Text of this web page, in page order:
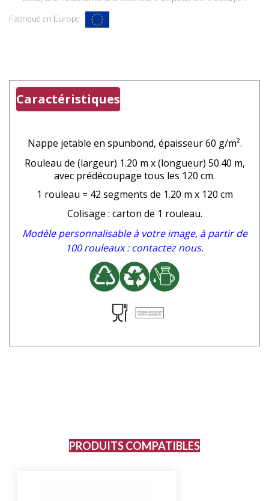
Fabriqué en Europe
Caractéristiques
Nappe jetable en spunbond, épaisseur 60 g/m².
Rouleau de (largeur) 1.20 m x (longueur) 50.40 m,
avec prédécoupage tous les 120 cm.
1 rouleau = 42 segments de 1.20 m x 120 cm
Colisage : carton de 1 rouleau.
Modèle personnalisable à votre image, à partir de
100 rouleaux : contactez nous.
PRODUITS COMPATIBLES